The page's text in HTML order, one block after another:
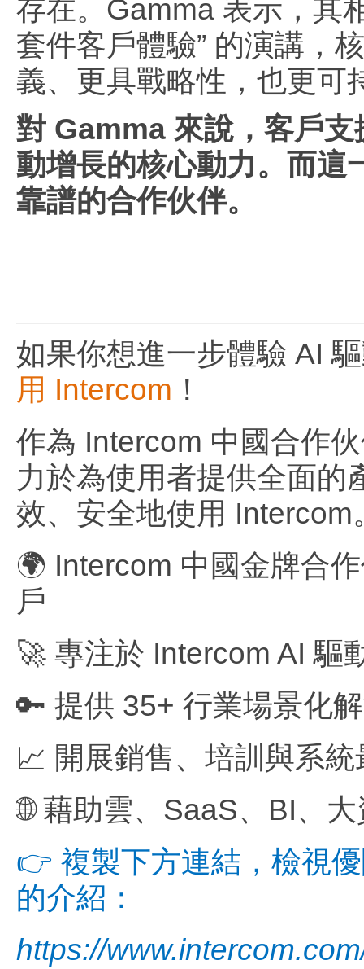
存在。Gamma 表示，其
套件客戶體驗” 的演講，
義、更具戰略性，也更可
對 Gamma 來說，客戶
動增長的核心動力。而這
靠譜的合作伙伴。
如果你想進一步體驗 AI
用 Intercom ！
作為 Intercom 中國合作
力於為使用者提供全面的
效、安全地使用
🌍 Intercom 中國金牌合
戶
🚀 專注於 Intercom AI 驅
🔑 提供 35+ 行業場景化
📈 開展銷售、培訓與系
🌐 藉助雲、SaaS、BI、
👉 複製下方連結，檢視
的介紹：
https://